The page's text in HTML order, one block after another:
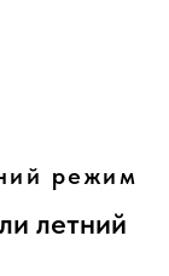
режим
летний